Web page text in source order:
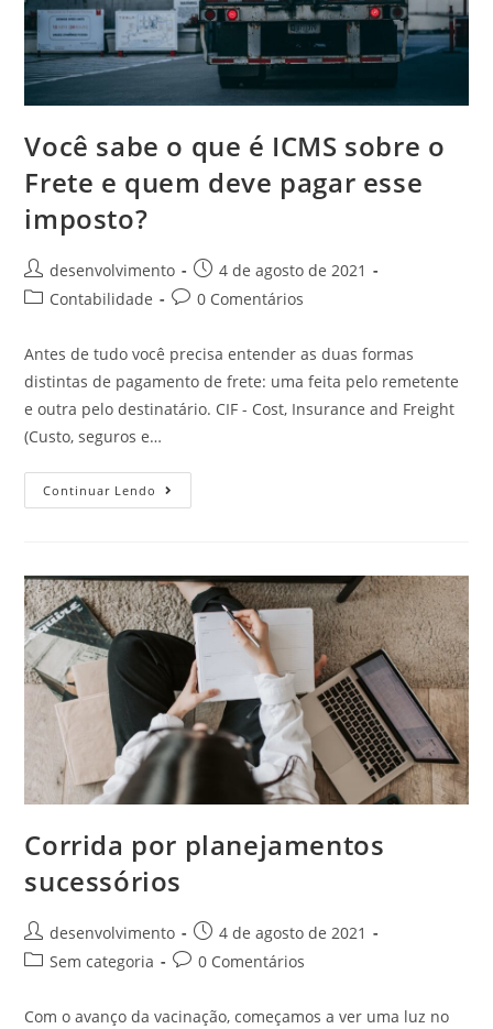
Você sabe o que é ICMS sobre o
Frete e quem deve pagar esse
imposto?
desenvolvimento
4 de agosto de 2021
Contabilidade
0 Comentários
Antes de tudo você precisa entender as duas formas
distintas de pagamento de frete: uma feita pelo remetente
e outra pelo destinatário. CIF - Cost, Insurance and Freight
(Custo, seguros e…
Continuar Lendo
Corrida por planejamentos
sucessórios
desenvolvimento
4 de agosto de 2021
Sem categoria
0 Comentários
Com o avanço da vacinação, começamos a ver uma luz no